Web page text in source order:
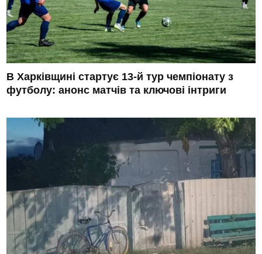
В Харківщині стартує 13-й тур чемпіонату з
футболу: анонс матчів та ключові інтриги